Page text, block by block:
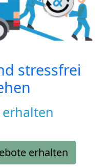
stressfrei
erhalten